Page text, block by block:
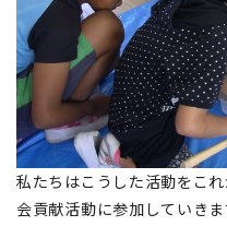
私たちはこうした活動をこ
会貢献活動に参加していきま